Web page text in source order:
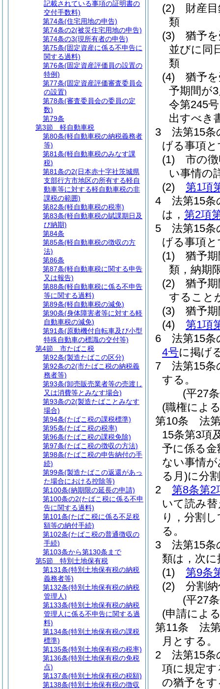
(2)
財産
類
(3)
猶予
並びに同
類
(4)
猶予
予期間が
令第245
出すべき
3
法第15
げる事項
(1)
市の
い事情の
(2)
第1項
4
法第15条
は， 第2項
5
法第15
げる事項
(1)
猶予
類，納期
(2)
猶予
すること
(3)
猶予
(4)
第1項
6
法第15
4号に掲げ
7
法第15条
する。
(平27
(職権によ
第10条
法
15条第3項
予に係る
ない事情
る月)に分
2
第8条第2
いて読み
り，分割
る。
3
法第15条
類は，次
(1)
第9条
(2)
分割
(平27
(申請によ
第11条
法
月とする。
2
法第15条
項に規定
の猶予を
記載されている事項の証明書の
交付手数料)
第74条(住宅用地の申告)
第74条の2(被災住宅用地の申告)
第74条の3(現所有者の申告)
第75条(固定資産に係る不申告に
関する過料)
第76条(固定資産評価員の設置の
特例)
第77条(固定資産評価審査委員会
の設置)
第78条(審査委員会の委員の定
数)
第79条
第3節
軽自動車税
第80条(軽自動車税の納税義務者
等)
第81条(軽自動車税のみなす課
税)
第81条の2(日本赤十字社茨城県
支部行方市地区の所有する軽自
動車等に対する軽自動車税の非
課税の範囲)
第82条(軽自動車税の税率)
第83条(軽自動車税の賦課期日及
び納期)
第84条
第85条(軽自動車税の徴収の方
法)
第86条
第87条(軽自動車税に関する申告
又は報告)
第88条(軽自動車税に係る不申告
等に関する過料)
第89条(軽自動車税の減免)
第90条(身体障害者等に対する軽
自動車税の減免)
第91条(原動機付自転車及び小型
特殊自動車の標識の交付等)
第4節
市たばこ税
第92条(製造たばこの区分)
第92条の2(市たばこ税の納税義
務者等)
第93条(卸売販売業者等の売渡し
又は消費等とみなす場合)
第93条の2(製造たばことみなす
場合)
第94条(たばこ税の課税標準)
第95条(たばこ税の税率)
第96条(たばこ税の課税免除)
第97条(たばこ税の徴収の方法)
第98条(たばこ税の申告納付の手
続)
第99条(製造たばこの返還があっ
た場合における控除等)
第100条(納期限の延長の申請)
第100条の2(たばこ税に係る不申
告に関する過料)
第101条(たばこ税に係る不足税
額等の納付手続)
第102条(たばこ税の普通徴収の
手続)
第103条から第130条まで
第5節
特別土地保有税
第131条(特別土地保有税の納税
義務者等)
第132条(特別土地保有税の納税
管理人)
第133条(特別土地保有税の納税
管理人に係る不申告に関する過
料)
第134条(特別土地保有税の課税
標準)
第135条(特別土地保有税の税率)
第136条(特別土地保有税の免税
点)
第137条(特別土地保有税の税額)
第138条(特別土地保有税の徴収